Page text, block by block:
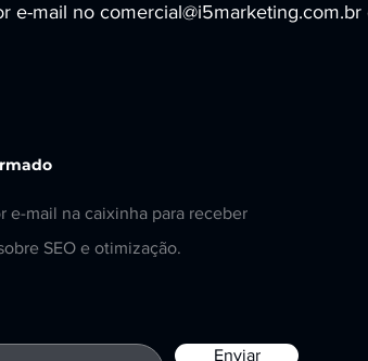
e-mail no
e-mail na caixinha para receber
SEO e otimização.
Enviar